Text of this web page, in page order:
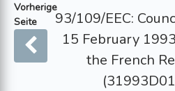
Vorherige
Seite
93/109/EEC:
15 February
the French